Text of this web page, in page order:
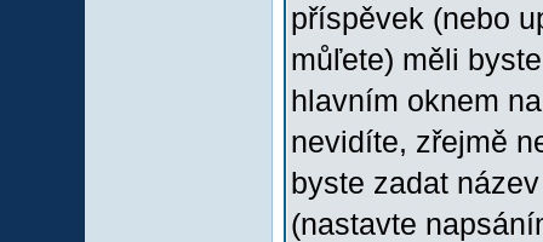
příspěvek (nebo
můľete) měli
hlavním oknem
nevidíte, zřejmě
byste zadat
(nastavte